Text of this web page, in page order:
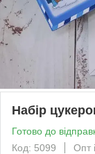
Набір
Готово до
Код: 5099
Опт